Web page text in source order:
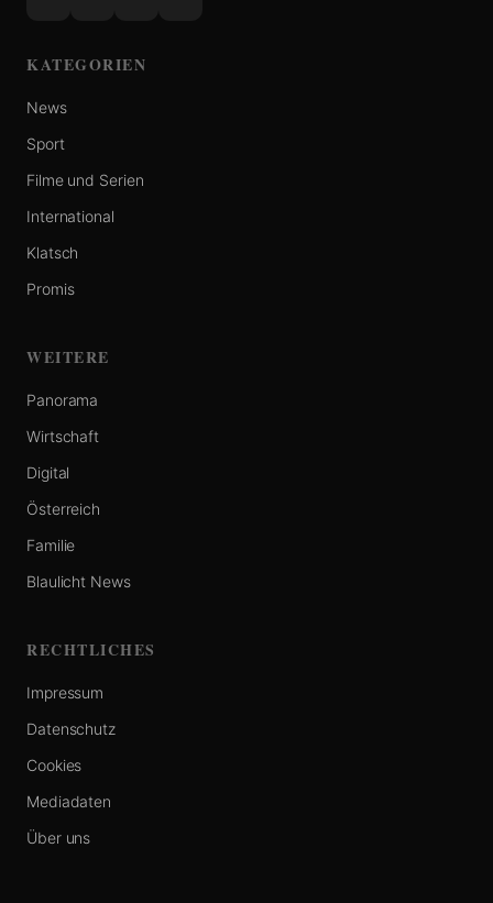
KATEGORIEN
News
Sport
Filme und Serien
International
Klatsch
Promis
WEITERE
Panorama
Wirtschaft
Digital
Österreich
Familie
Blaulicht News
RECHTLICHES
Impressum
Datenschutz
Cookies
Mediadaten
Über uns